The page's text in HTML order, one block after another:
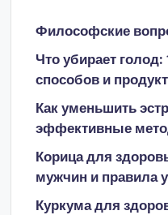
Философские
Что убирает
способов и
Как уменьшить
эффективные
Корица для
мужчин и правила
Куркума для